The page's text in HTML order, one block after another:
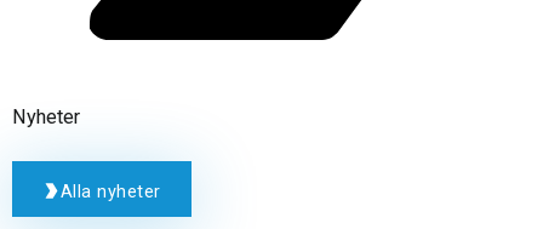
Nyheter
Alla nyheter